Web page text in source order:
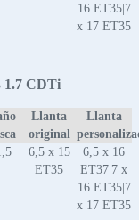
16 ET35|7
x 17 ET35
1.7 CDTi
Llanta
original
Llanta
6,5 x 15
ET35
6,5 x 16
ET37|7 x
16 ET35|7
x 17 ET35